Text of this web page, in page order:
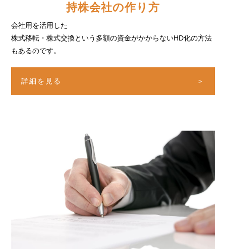
持株会社の作り方
会社用を活用した
株式移転・株式交換という多額の資金がかからないHD化の方法
もあるのです。
詳細を見る ＞